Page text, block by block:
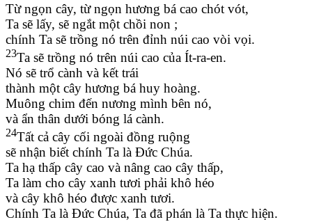
Từ ngọn cây, từ ngọn hương bá cao chót vót,
Ta sẽ lấy, sẽ ngắt một chồi non ;
chính Ta sẽ trồng nó trên đỉnh núi cao vòi vọi.
23Ta sẽ trồng nó trên núi cao của Ít-ra-en.
Nó sẽ trổ cành và kết trái
thành một cây hương bá huy hoàng.
Muông chim đến nương mình bên nó,
và ẩn thân dưới bóng lá cành.
24Tất cả cây cối ngoài đồng ruộng
sẽ nhận biết chính Ta là Đức Chúa.
Ta hạ thấp cây cao và nâng cao cây thấp,
Ta làm cho cây xanh tươi phải khô héo
và cây khô héo được xanh tươi.
Chính Ta là Đức Chúa, Ta đã phán là Ta thực hiện.